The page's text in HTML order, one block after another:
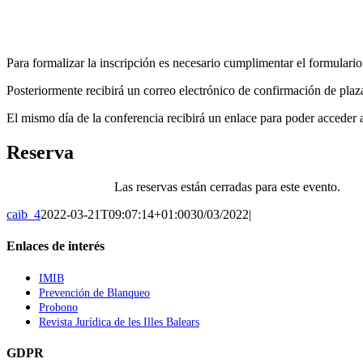
Para formalizar la inscripción es necesario cumplimentar el
Posteriormente recibirá un correo electrónico de confirmación de
El mismo día de la conferencia recibirá un enlace para poder acceder
Reserva
Las reservas están cerradas para este evento.
caib_42022-03-21T09:07:14+01:0030/03/2022|
Enlaces de interés
IMIB
Prevención de Blanqueo
Probono
Revista Jurídica de les Illes Balears
GDPR